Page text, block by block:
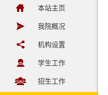
本站主页
我院概况
机构设置
学生工作
招生工作